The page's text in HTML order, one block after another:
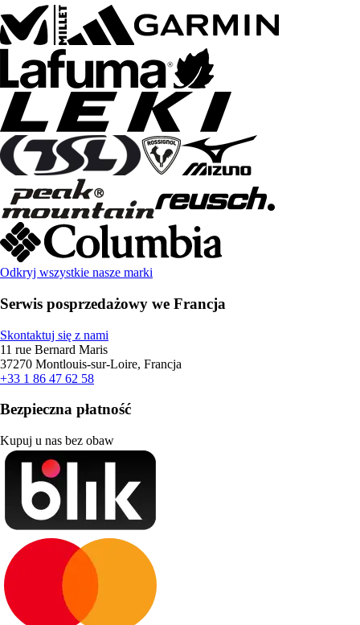
Odkryj wszystkie nasze marki
Serwis posprzedażowy we Francja
Skontaktuj się z nami
11 rue Bernard Maris
37270 Montlouis-sur-Loire, Francja
+33 1 86 47 62 58
Bezpieczna płatność
Kupuj u nas bez obaw